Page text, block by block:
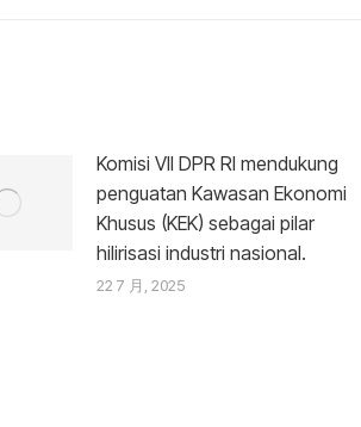
Komisi VII DPR RI mendukung
penguatan Kawasan Ekonomi
Khusus (KEK) sebagai pilar
hilirisasi industri nasional.
22 7 月, 2025